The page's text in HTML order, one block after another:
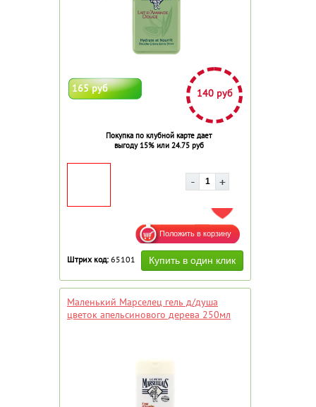
165 руб 140 руб
Покупка по клубной карте дает
выгоду 15% или 24.75 руб
ДОБАВИТЬ В ИЗБРАННОЕ
Штрих код: 65101
Маленький Марселец гель д/душа
цветок апельсинового дерева 250мл